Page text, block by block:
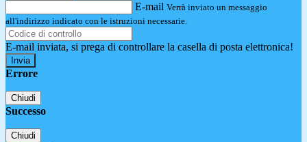
E-mail Verrà inviato un messaggio
all'indirizzo indicato con le istruzioni necessarie.
E-mail inviata, si prega di controllare la casella di posta elettronica!
Errore
Chiudi
Successo
Chiudi